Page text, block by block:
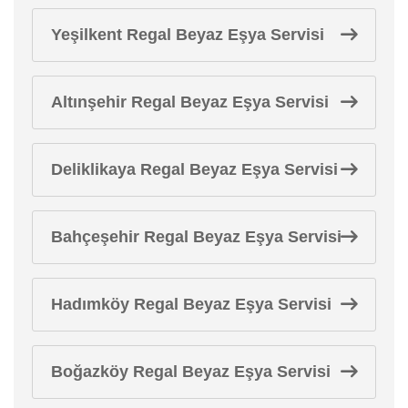
Yeşilkent Regal Beyaz Eşya Servisi
Altınşehir Regal Beyaz Eşya Servisi
Deliklikaya Regal Beyaz Eşya Servisi
Bahçeşehir Regal Beyaz Eşya Servisi
Hadımköy Regal Beyaz Eşya Servisi
Boğazköy Regal Beyaz Eşya Servisi